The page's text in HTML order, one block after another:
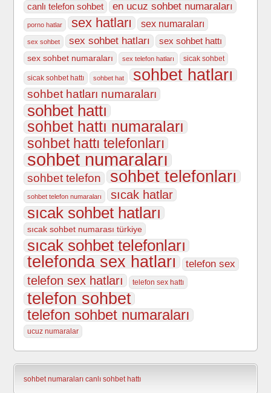
canlı telefon sohbet en ucuz sohbet numaraları
porno hatlar sex hatları sex numaraları
sex sohbet sex sohbet hatları
sex sohbet hattı
sex sohbet numaraları
sex telefon hatları sicak sohbet
sicak sohbet hattı sohbet hat sohbet hatları
sohbet hatları numaraları
sohbet hattı
sohbet hattı numaraları
sohbet hattı telefonları
sohbet numaraları
sohbet telefon sohbet telefonları
sohbet telefon numaraları sıcak hatlar
sıcak sohbet hatları
sıcak sohbet numarası türkiye
sıcak sohbet telefonları
telefonda sex hatları telefon sex
telefon sex hatları telefon sex hattı
telefon sohbet
telefon sohbet numaraları
ucuz numaralar
sohbet numaraları canlı sohbet hattı